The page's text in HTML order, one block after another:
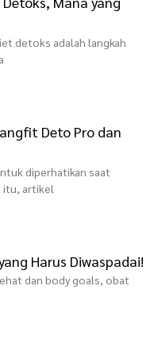
detoks adalah langkah
Deto Pro dan
diperhatikan saat
itu, artikel
Harus Diwaspadai!
dan body goals, obat